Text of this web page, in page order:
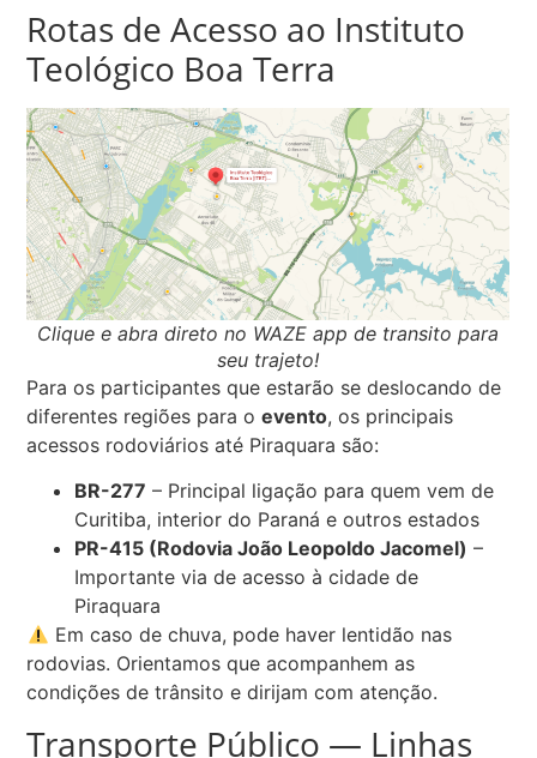
Rotas de Acesso ao Instituto
Teológico Boa Terra
Clique e abra direto no WAZE app de transito para
seu trajeto!
Para os participantes que estarão se deslocando de
diferentes regiões para oevento, os principais
acessos rodoviários até Piraquara são:
BR-277 – Principal ligação para quem vem de
Curitiba, interior do Paraná e outros estados
PR-415 (Rodovia João Leopoldo Jacomel) –
Importante via de acesso à cidade de
Piraquara
Em caso de chuva, pode haver lentidão nas
rodovias. Orientamos que acompanhem as
condições de trânsito e dirijam com atenção.
Transporte Público — Linhas